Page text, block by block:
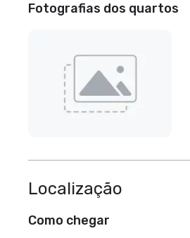
Fotografias dos quartos
Localização
Como chegar